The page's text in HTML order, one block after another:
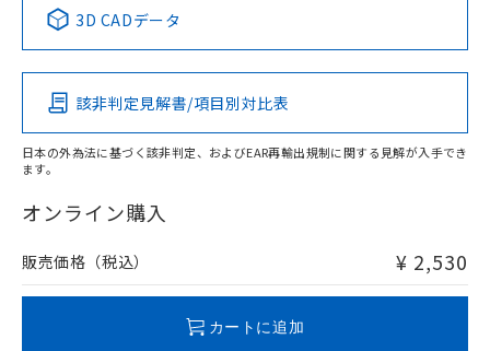
Pb Hg Cd Cr(VI)
O
在庫等で未対応品が混在する可能性があります。
問い合わせください。
3D CADデータ
該非判定見解書/項目別対比表
日本の外為法に基づく該非判定、およびEAR再輸出規制に関する見解が入手でき
ます。
オンライン購入
販売価格（税込） ¥ 2,530
カートに追加